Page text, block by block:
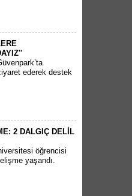
ederek destek
2 DALGIÇ DELİL
öğrencisi
yaşandı.